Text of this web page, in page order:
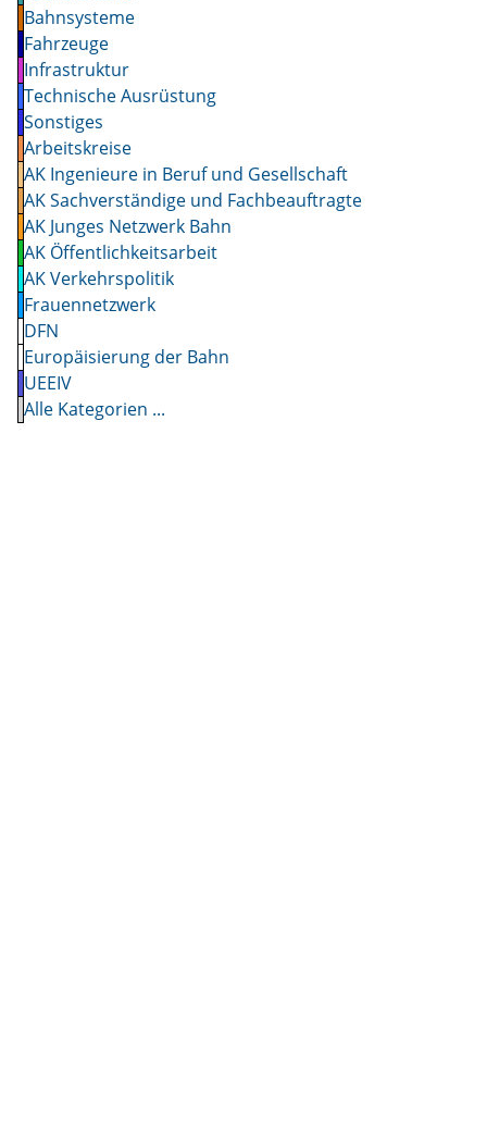
Bahnsysteme
Fahrzeuge
Infrastruktur
Technische Ausrüstung
Sonstiges
Arbeitskreise
AK Ingenieure in Beruf und Gesellschaft
AK Sachverständige und Fachbeauftragte
AK Junges Netzwerk Bahn
AK Öffentlichkeitsarbeit
AK Verkehrspolitik
Frauennetzwerk
DFN
Europäisierung der Bahn
UEEIV
Alle Kategorien ...